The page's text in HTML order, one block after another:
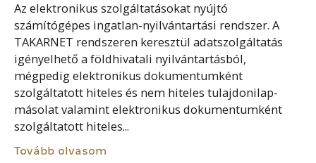
Az elektronikus szolgáltatásokat nyújtó
számítógépes ingatlan-nyilvántartási rendszer. A
TAKARNET rendszeren keresztül adatszolgáltatás
igényelhető a földhivatali nyilvántartásból,
mégpedig elektronikus dokumentumként
szolgáltatott hiteles és nem hiteles tulajdonilap-
másolat valamint elektronikus dokumentumként
szolgáltatott hiteles...
Tovább olvasom